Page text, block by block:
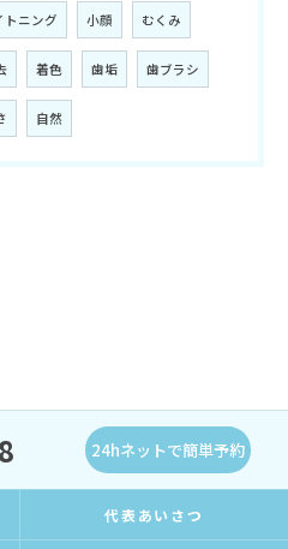
トニング 小顔 むくみ
着色 歯垢 歯ブラシ
自然
24hネットで簡単予約
代表あいさつ